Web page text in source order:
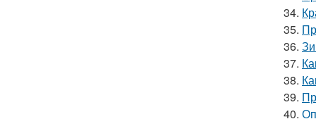
34.
35.
36.
37.
38.
39.
40.